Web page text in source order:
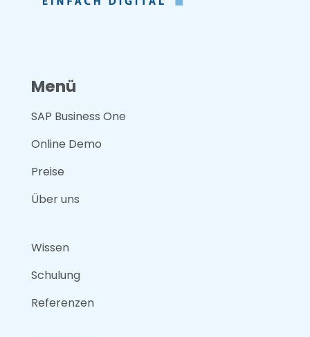
Menü
SAP Business One
Online Demo
Preise
Über uns
Wissen
Schulung
Referenzen